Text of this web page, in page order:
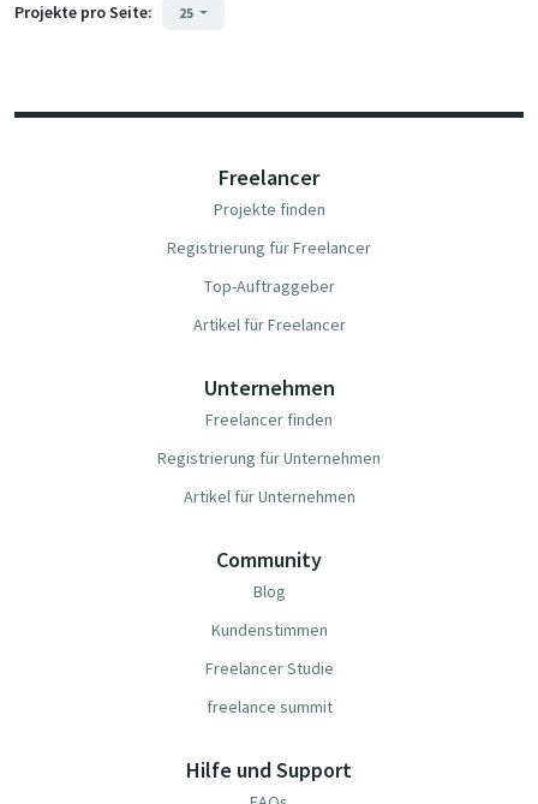
Projekte pro Seite: 25
Freelancer
Projekte finden
Registrierung für Freelancer
Top-Auftraggeber
Artikel für Freelancer
Unternehmen
Freelancer finden
Registrierung für Unternehmen
Artikel für Unternehmen
Community
Blog
Kundenstimmen
Freelancer Studie
freelance summit
Hilfe und Support